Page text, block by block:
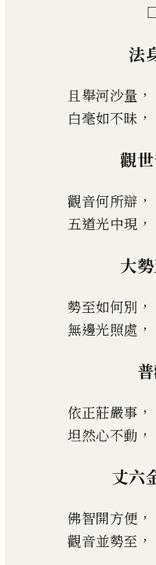
法
且舉河沙量 ，
白毫如不昧 ，
觀
觀音何所辯 ，
五道光中現 ，
大
勢至如何別 ，
無邊光照處 ，
依正莊嚴事 ，
坦然心不動 ，
丈六
佛智開方便 ，
觀音並勢至 ，